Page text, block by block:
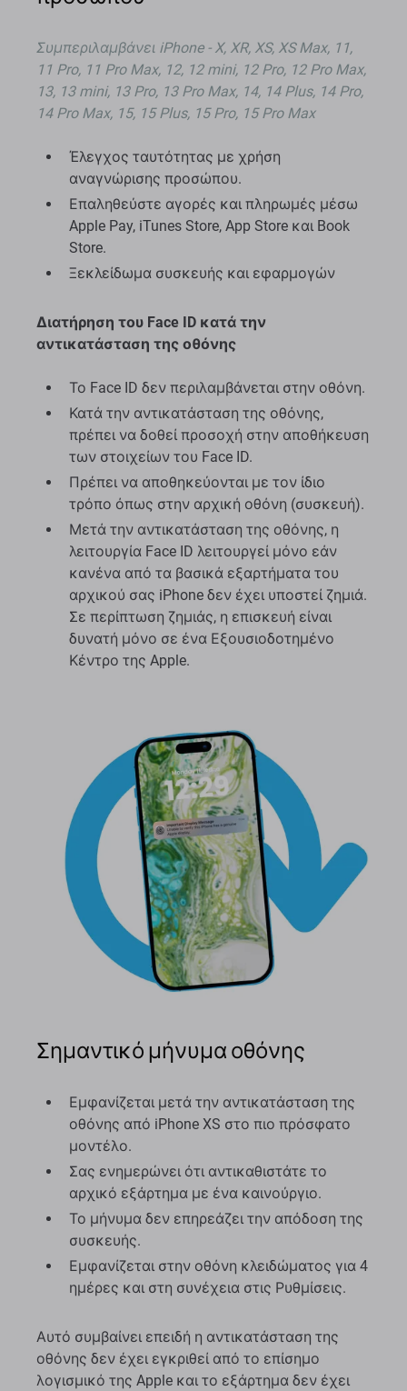
Συμπεριλαμβάνει iPhone - X, XR, XS, XS Max, 11,
11 Pro, 11 Pro Max, 12, 12 mini, 12 Pro, 12 Pro Max,
13, 13 mini, 13 Pro, 13 Pro Max, 14, 14 Plus, 14 Pro,
14 Pro Max, 15, 15 Plus, 15 Pro, 15 Pro Max
Έλεγχος ταυτότητας με χρήση
αναγνώρισης προσώπου.
Επαληθεύστε αγορές και πληρωμές μέσω
Apple Pay, iTunes Store, App Store και Book
Store.
Ξεκλείδωμα συσκευής και εφαρμογών
Διατήρηση του Face ID κατά την
αντικατάσταση της οθόνης
Το Face ID δεν περιλαμβάνεται στην οθόνη.
Κατά την αντικατάσταση της οθόνης,
πρέπει να δοθεί προσοχή στην αποθήκευση
των στοιχείων του Face ID.
Πρέπει να αποθηκεύονται με τον ίδιο
τρόπο όπως στην αρχική οθόνη (συσκευή).
Μετά την αντικατάσταση της οθόνης, η
λειτουργία Face ID λειτουργεί μόνο εάν
κανένα από τα βασικά εξαρτήματα του
αρχικού σας iPhone δεν έχει υποστεί ζημιά.
Σε περίπτωση ζημιάς, η επισκευή είναι
δυνατή μόνο σε ένα Εξουσιοδοτημένο
Κέντρο της Apple.
Σημαντικό μήνυμα οθόνης
Εμφανίζεται μετά την αντικατάσταση της
οθόνης από iPhone XS στο πιο πρόσφατο
μοντέλο.
Σας ενημερώνει ότι αντικαθιστάτε το
αρχικό εξάρτημα με ένα καινούργιο.
Το μήνυμα δεν επηρεάζει την απόδοση της
συσκευής.
Εμφανίζεται στην οθόνη κλειδώματος για 4
ημέρες και στη συνέχεια στις Ρυθμίσεις.
Αυτό συμβαίνει επειδή η αντικατάσταση της
οθόνης δεν έχει εγκριθεί από το επίσημο
λογισμικό της Apple και το εξάρτημα δεν έχει